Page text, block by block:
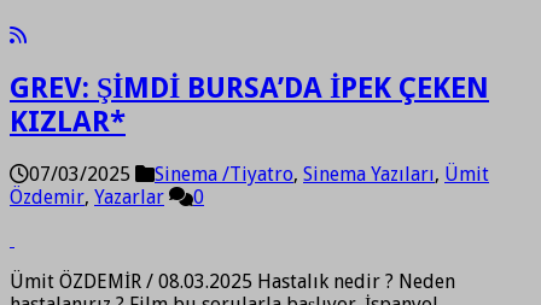
GREV: ŞİMDİ BURSA’DA İPEK ÇEKEN
KIZLAR*
07/03/2025 Sinema /Tiyatro, Sinema Yazıları, Ümit
Özdemir, Yazarlar 0
Ümit ÖZDEMİR / 08.03.2025 Hastalık nedir ? Neden